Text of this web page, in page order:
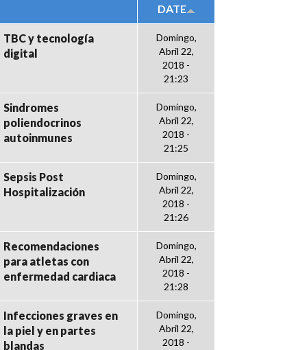
DATE
TBC y tecnología
digital
Domingo,
Abril 22,
2018 -
21:23
Sindromes
poliendocrinos
autoinmunes
Domingo,
Abril 22,
2018 -
21:25
Sepsis Post
Hospitalización
Domingo,
Abril 22,
2018 -
21:26
Recomendaciones
para atletas con
enfermedad cardiaca
Domingo,
Abril 22,
2018 -
21:28
Infecciones graves en
la piel y en partes
blandas
Domingo,
Abril 22,
2018 -